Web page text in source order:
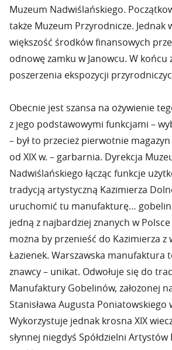
Muzeum Nadwiślańskiego.
także Muzeum Przyrodnicze. Jednak
większość środków finansowych
odnowę zamku w Janowcu. W końcu
poszerzenia ekspozycji
Obecnie jest szansa na ożywienie
z jego podstawowymi funkcjami –
– był to przecież pierwotnie
od XIX w. – garbarnia. Dyrekcja
Nadwiślańskiego łącząc funkcje
tradycją artystyczną Kazimierza
uruchomić tu manufakturę…
jedną z najbardziej znanych w
można by przenieść do Kazimierza z
Łazienek. Warszawska manufaktura
znawcy – unikat. Odwołuje się do
Manufaktury Gobelinów, założonej
Stanisława Augusta Poniatowskiego
Wykorzystuje jednak krosna XIX
słynnej niegdyś Spółdzielni Artystów